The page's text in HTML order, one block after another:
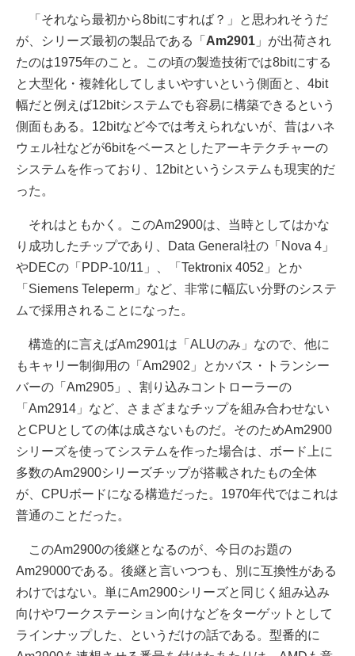
「それなら最初から8bitにすれば？」と思われそうだ
が、シリーズ最初の製品である「 Am2901 」が出荷され
たのは1975年のこと。この頃の製造技術では8bitにする
と大型化・複雑化してしまいやすいという側面と、4bit
幅だと例えば12bitシステムでも容易に構築できるという
側面もある。12bitなど今では考えられないが、昔はハネ
ウェル社などが6bitをベースとしたアーキテクチャーの
システムを作っており、12bitというシステムも現実的だ
った。
それはともかく。このAm2900は、当時としてはかな
り成功したチップであり、Data General社の「Nova 4」
やDECの「PDP-10/11」、「Tektronix 4052」とか
「Siemens Teleperm」など、非常に幅広い分野のシステ
ムで採用されることになった。
構造的に言えばAm2901は「ALUのみ」なので、他に
もキャリー制御用の「Am2902」とかバス・トランシー
バーの「Am2905」、割り込みコントローラーの
「Am2914」など、さまざまなチップを組み合わせない
とCPUとしての体は成さないものだ。そのためAm2900
シリーズを使ってシステムを作った場合は、ボード上に
多数のAm2900シリーズチップが搭載されたもの全体
が、CPUボードになる構造だった。1970年代ではこれは
普通のことだった。
このAm2900の後継となるのが、今日のお題の
Am29000である。後継と言いつつも、別に互換性がある
わけではない。単にAm2900シリーズと同じく組み込み
向けやワークステーション向けなどをターゲットとして
ラインナップした、というだけの話である。型番的に